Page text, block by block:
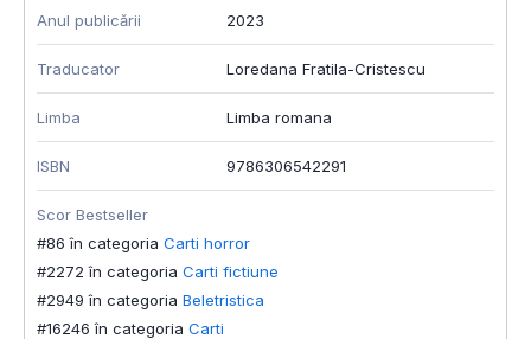
Anul publicării 2023
Traducator Loredana Fratila-Cristescu
Limba Limba romana
ISBN 9786306542291
Scor Bestseller
#86 în categoria Carti horror
#2272 în categoria Carti fictiune
#2949 în categoria Beletristica
#16246 în categoria Carti